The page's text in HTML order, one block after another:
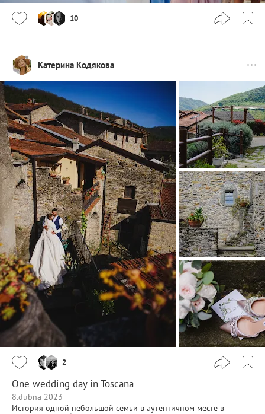
10
Катерина Кодякова
2
One wedding day in Toscana
8.dubna 2023
История одной небольшой семьи в аутентичном месте в